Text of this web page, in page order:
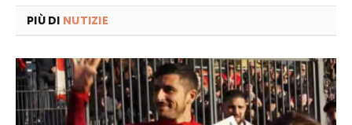
PIÙ DI NUTIZIE